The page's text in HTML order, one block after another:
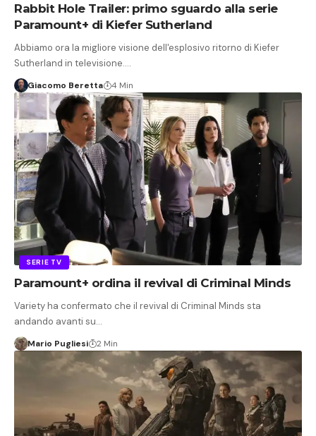
Rabbit Hole Trailer: primo sguardo alla serie
Paramount+ di Kiefer Sutherland
Abbiamo ora la migliore visione dell'esplosivo ritorno di Kiefer
Sutherland in televisione.…
Giacomo Beretta 4 Min
SERIE TV
Paramount+ ordina il revival di Criminal Minds
Variety ha confermato che il revival di Criminal Minds sta
andando avanti su…
Mario Pugliesi 2 Min